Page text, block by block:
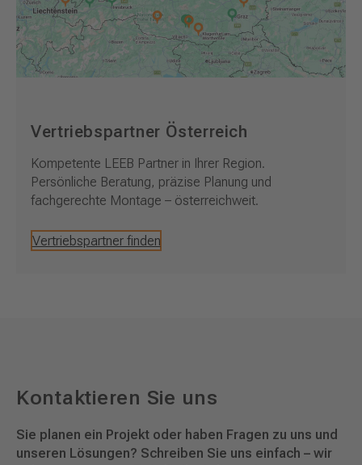
Vertriebspartner Österreich
Kompetente LEEB Partner in Ihrer Region.
Persönliche Beratung, präzise Planung und
fachgerechte Montage – österreichweit.
Vertriebspartner finden
Kontaktieren Sie uns
Sie planen ein Projekt oder haben Fragen zu uns und
unseren Lösungen? Schreiben Sie uns einfach – wir